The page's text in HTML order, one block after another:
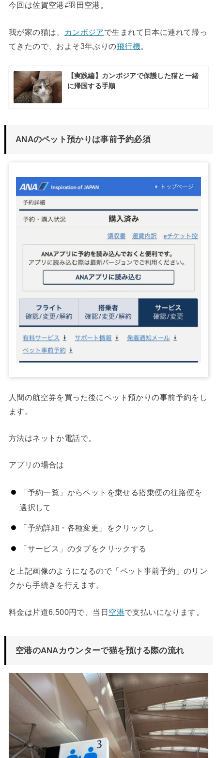
今回は佐賀空港⇄羽田空港。
我が家の猫は、 カンボジアで生まれて日本に連れて帰っ
てきたので、およそ3年ぶりの飛行機。
【実践編】カンボジアで保護した猫と一緒
に帰国する手順
ANAのペット預かりは事前予約必須
人間の航空券を買った後にペット預かりの事前予約をし
ます。
方法はネットか電話で。
アプリの場合は
「予約一覧」からペットを乗せる搭乗便の往路便を
選択して
「予約詳細・各種変更」をクリックし
「サービス」のタブをクリックする
と上記画像のようになるので「ペット事前予約」のリン
クから手続きを行えます。
料金は片道6,500円で、当日空港で支払いになります。
空港のANAカウンターで猫を預ける際の流れ